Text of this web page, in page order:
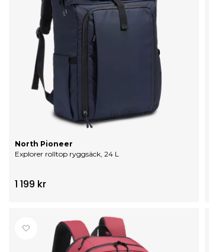
Explorer rolltop ryggsäck, 24 L
North Pioneer
1 199 kr